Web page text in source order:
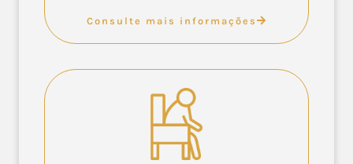
Consulte mais informações